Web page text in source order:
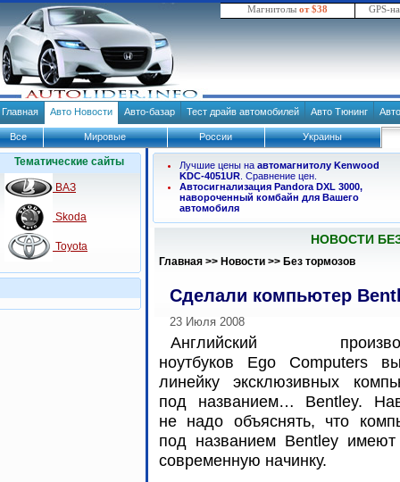
Магнитолы от $38 GPS-
Главная Авто Новости Авто-базар Тест драйв автомобилей Авто Тюнинг
Все Мировые России Украины
Тематические сайты
ВАЗ
Skoda
Toyota
Лучшие цены на автомагнитолу Kenwood
KDC-4051UR . Сравнение цен.
Автосигнализация Pandora DXL 3000,
навороченный комбайн для Вашего
автомобиля
НОВОСТИ
Главная >> Новости >> Без тормозов
Сделали компьютер
23 Июля 2008
Английский
ноутбуков Ego Computers
линейку эксклюзивных
под названием… Bentley.
не надо объяснять, что
под названием Bentley
современную начинку.